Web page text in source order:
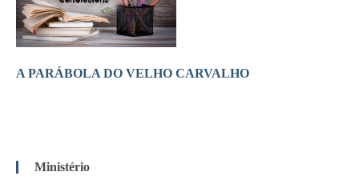
A PARÁBOLA DO VELHO CARVALHO
Ministério